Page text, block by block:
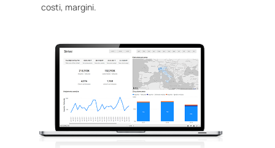
costi, margini.